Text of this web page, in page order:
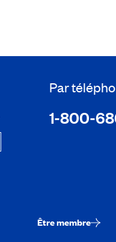
Par
1-800-
Être membre